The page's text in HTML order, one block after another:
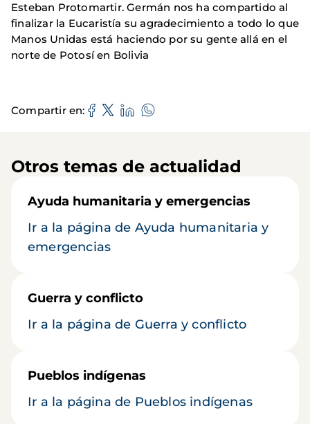
Esteban Protomartir. Germán nos ha compartido al
finalizar la Eucaristía su agradecimiento a todo lo que
Manos Unidas está haciendo por su gente allá en el
norte de Potosí en Bolivia
Compartir en
Otros temas de actualidad
Ayuda humanitaria y emergencias
Ir a la página de Ayuda humanitaria y
emergencias
Guerra y conflicto
Ir a la página de Guerra y conflicto
Pueblos indígenas
Ir a la página de Pueblos indígenas